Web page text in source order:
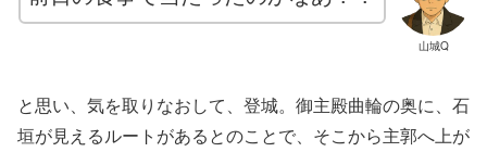
山城Q
と思い、気を取りなおして、登城。御主殿曲輪の奥に、石
垣が見えるルートがあるとのことで、そこから主郭へ上が